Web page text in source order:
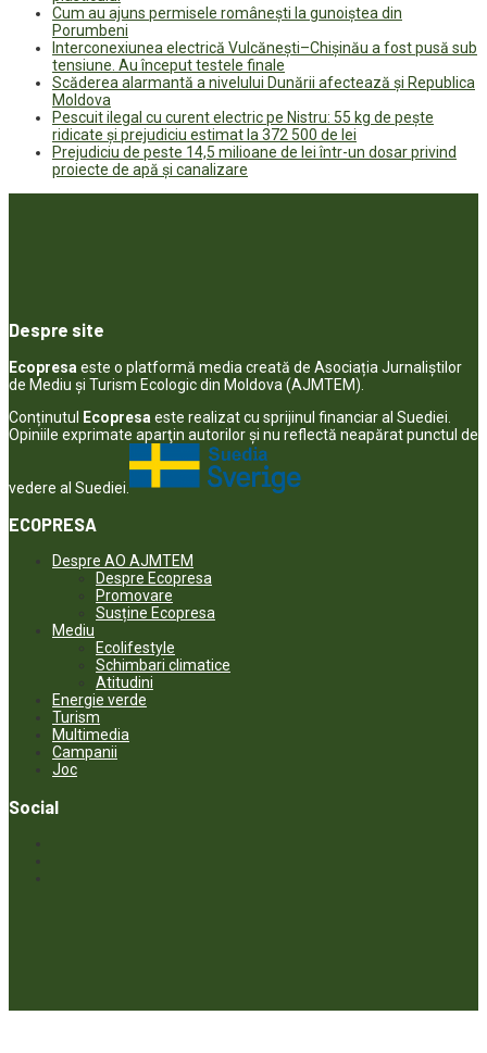
Cum au ajuns permisele românești la gunoiștea din
Porumbeni
Interconexiunea electrică Vulcănești–Chișinău a fost pusă sub
tensiune. Au început testele finale
Scăderea alarmantă a nivelului Dunării afectează și Republica
Moldova
Pescuit ilegal cu curent electric pe Nistru: 55 kg de pește
ridicate și prejudiciu estimat la 372 500 de lei
Prejudiciu de peste 14,5 milioane de lei într-un dosar privind
proiecte de apă și canalizare
Despre site
Ecopresa este o platformă media creată de Asociația Jurnaliștilor
de Mediu și Turism Ecologic din Moldova (AJMTEM).
Conținutul Ecopresa este realizat cu sprijinul financiar al Suediei.
Opiniile exprimate aparţin autorilor şi nu reflectă neapărat punctul de
vedere al Suediei.
ECOPRESA
Despre AO AJMTEM
Despre Ecopresa
Promovare
Susține Ecopresa
Mediu
Ecolifestyle
Schimbari climatice
Atitudini
Energie verde
Turism
Multimedia
Campanii
Joc
Social